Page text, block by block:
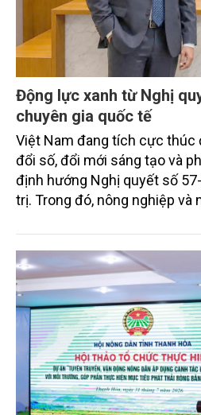
Động lực xanh từ Nghị
chuyên gia quốc tế
Việt Nam đang tích cực thúc
đổi số, đổi mới sáng tạo và
định hướng Nghị quyết số
trị. Trong đó, nông nghiệp
sắc bởi các tiến bộ công
toàn cầu, đặc biệt là mục
bằng 0 (Net-Zero) vào năm